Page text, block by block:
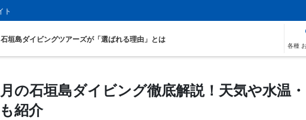
ト
石垣島ダイビングツアーズが「選ばれる理由」とは
各種
お得な割引
の石垣島ダイビング徹底解説！天気や水温
紹介